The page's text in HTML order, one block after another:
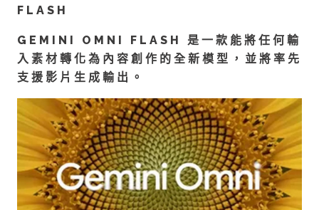
FLASH
GEMINI OMNI FLASH 是一款能將任何輸
入素材轉化為內容創作的全新模型，並將率先
支援影片生成輸出。